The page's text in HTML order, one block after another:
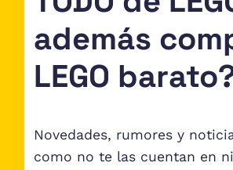
además
LEGO
Novedades, rumores y
como no te las cuentan en